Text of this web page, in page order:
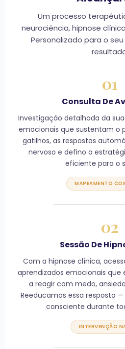
Um processo
neurociência, hipnose
Personalizado para o
01
Consulta De
Investigação detalhada da
emocionais que sustentam o
gatilhos, as respostas
nervoso e defino a
eficiente para o
MAPEAMENTO
02
Sessão De
Com a hipnose clínica,
aprendizados emocionais que
a reagir com medo,
Reeducamos essa resposta
consciente durante
INTERVENÇÃO